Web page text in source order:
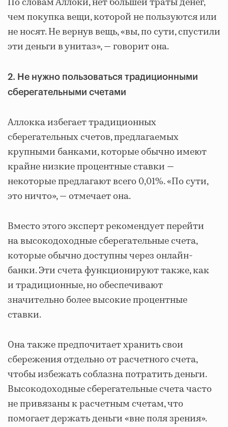
чем покупка вещи, которой не пользуются или
не носят. Не вернув вещь, «вы, по сути, спустили
эти деньги в унитаз», — говорит она.
2. Не нужно пользоваться традиционными
сберегательными счетами
Аллокка избегает традиционных
сберегательных счетов, предлагаемых
крупными банками, которые обычно имеют
крайне низкие процентные ставки —
некоторые предлагают всего 0,01%. «По сути,
это ничто», — отмечает она.
Вместо этого эксперт рекомендует перейти
на высокодоходные сберегательные счета,
которые обычно доступны через онлайн-
банки. Эти счета функционируют также, как
и традиционные, но обеспечивают
значительно более высокие процентные
ставки.
Она также предпочитает хранить свои
сбережения отдельно от расчетного счета,
чтобы избежать соблазна потратить деньги.
Высокодоходные сберегательные счета часто
не привязаны к расчетным счетам, что
помогает держать деньги «вне поля зрения».